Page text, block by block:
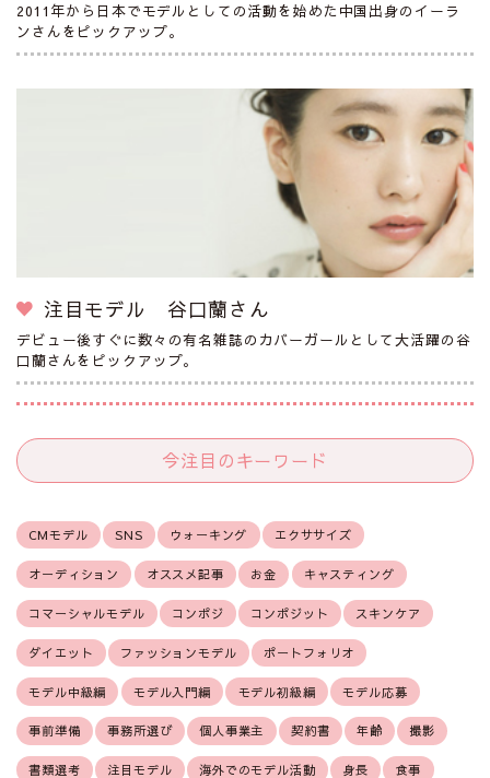
2011年から日本でモデルとしての活動を始めた中国出身のイーラ
ンさんをピックアップ。
注目モデル 谷口蘭さん
デビュー後すぐに数々の有名雑誌のカバーガールとして大活躍の谷
口蘭さんをピックアップ。
今注目のキーワード
CMモデル SNS ウォーキング エクササイズ
オーディション オススメ記事 お金 キャスティング
コマーシャルモデル コンポジ コンポジット スキンケア
ダイエット ファッションモデル ポートフォリオ
モデル中級編 モデル入門編 モデル初級編 モデル応募
事前準備 事務所選び 個人事業主 契約書 年齢 撮影
書類選考 注目モデル 海外でのモデル活動 身長 食事